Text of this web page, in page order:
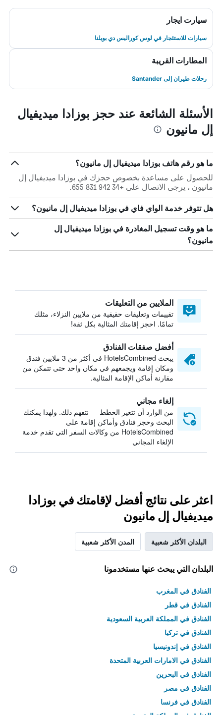
سيارت ايجار
سيارات للاستئجار في لوس كوراليس دي بويلنا
المطارات القريبة
رحلات طيران إلى Santander
الأسئلة الشائعة عند حجز بوزادا ميديفيال
إل مانيون
ما هو رقم هاتف بوزادا ميديفيال إل مانيون؟
للحصول على مساعدة بخصوص حجزك في بوزادا ميديفيال إل
مانيون ، يرجى الاتصال على +34 942 831 655.
هل تتوفر خدمة الواي فاي في بوزادا ميديفيال إل مانيون؟
ما هو وقت تسجيل المغادرة في بوزادا ميديفيال إل
مانيون؟
الملايين من التعليقات
تقييمات وتعليقات حقيقية من ملايين النزلاء، مثلك
تمامًا. احجز إقامتك المثالية بكل ثقة!
أفضل صفقات الفنادق
يبحث HotelsCombined في أكثر من 3 ملايين فندق
ومكان إقامة ويجمعهم في مكان واحد حتى تتمكن من
مقارنة أماكن الإقامة المثالية.
إلغاء مجاني
من الوارد أن تتغير الخطط — نتفهم ذلك. ولهذا يمكنك
البحث وحجز فنادق وأماكن إقامة على
HotelsCombined من وكالات السفر التي تقدم خدمة
الإلغاء المجاني
اعثر على نتائج أفضل لإقامتك في بوزادا
ميديفيال إل مانيون
البلدان الأكثر شعبية المدن الأكثر شعبية
البلدان التي يبحث عنها مستخدمونا
الفنادق في المغرب
الفنادق في قطر
الفنادق في المملكة العربية السعودية
الفنادق في تركيا
الفنادق في إندونيسيا
الفنادق في الامارات العربية المتحدة
الفنادق في البحرين
الفنادق في مصر
الفنادق في فرنسا